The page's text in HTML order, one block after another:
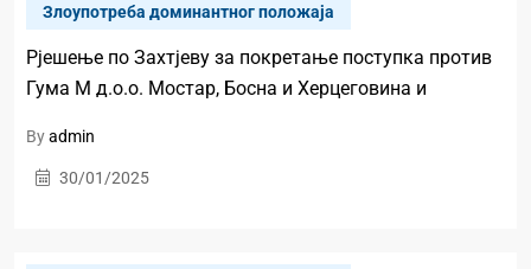
Злоупотреба доминантног положаја
Рјешење по Захтјеву за покретање поступка против
Гума М д.о.о. Мостар, Босна и Херцеговина и
Byadmin
30/01/2025